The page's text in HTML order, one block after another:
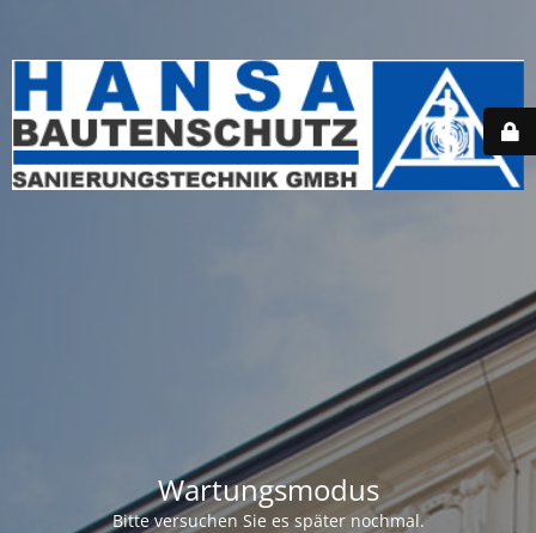
Wartungsmodus
Bitte versuchen Sie es später nochmal.